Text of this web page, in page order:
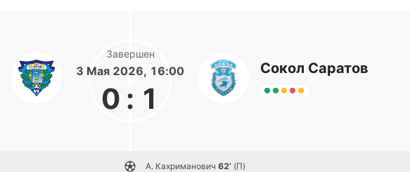
Завершен
3 Мая 2026, 16:00
0 : 1
Сокол Саратов
А. Кахриманович 62’ (П)